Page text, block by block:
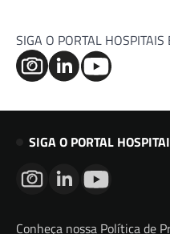
SIGA O PORTAL HOSPITAIS
SIGA O PORTAL
Conheça nossa Política de